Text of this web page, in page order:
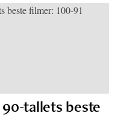
tallets beste